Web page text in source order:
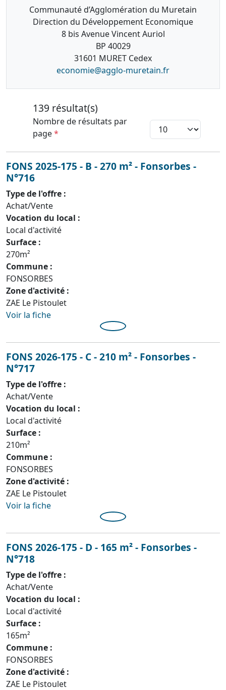
Communauté d’Agglomération du Muretain
Direction du Développement Economique
8 bis Avenue Vincent Auriol
BP 40029
31601 MURET Cedex
economie@agglo-muretain.fr
139 résultat(s)
Nombre de résultats par
page*
FONS 2025-175 - B - 270 m² - Fonsorbes -
N°716
Type de l'offre :
Achat/Vente
Vocation du local :
Local d'activité
Surface :
270m²
Commune :
FONSORBES
Zone d'activité :
ZAE Le Pistoulet
Voir la fiche
FONS 2026-175 - C - 210 m² - Fonsorbes -
N°717
Type de l'offre :
Achat/Vente
Vocation du local :
Local d'activité
Surface :
210m²
Commune :
FONSORBES
Zone d'activité :
ZAE Le Pistoulet
Voir la fiche
FONS 2026-175 - D - 165 m² - Fonsorbes -
N°718
Type de l'offre :
Achat/Vente
Vocation du local :
Local d'activité
Surface :
165m²
Commune :
FONSORBES
Zone d'activité :
ZAE Le Pistoulet